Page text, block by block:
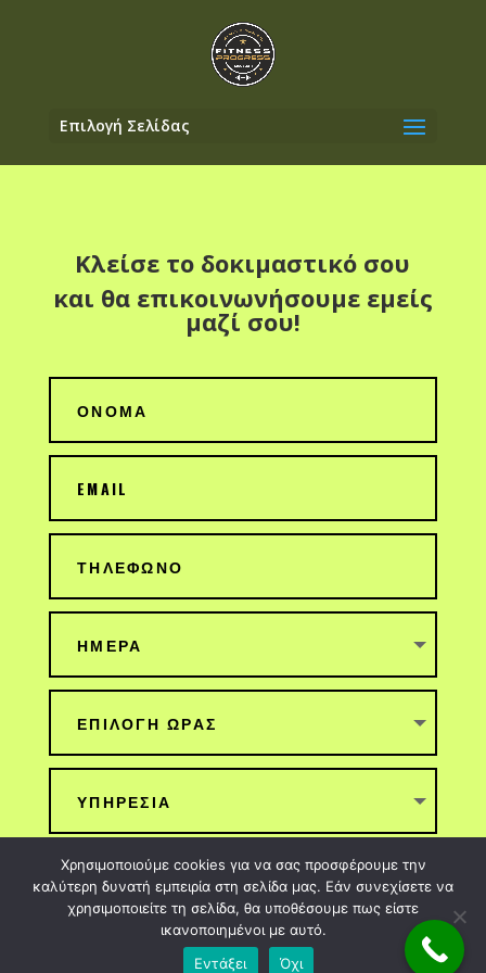
Επιλογή Σελίδας
Κλείσε το δοκιμαστικό σου
και θα επικοινωνήσουμε εμείς
μαζί σου!
ΥΠΟΒΟΛΗ
Χρησιμοποιούμε cookies για να σας προσφέρουμε την
καλύτερη δυνατή εμπειρία στη σελίδα μας. Εάν συνεχίσετε να
χρησιμοποιείτε τη σελίδα, θα υποθέσουμε πως είστε
ικανοποιημένοι με αυτό.
Εντάξει
Όχι